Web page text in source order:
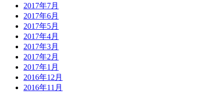
2017年7月
2017年6月
2017年5月
2017年4月
2017年3月
2017年2月
2017年1月
2016年12月
2016年11月